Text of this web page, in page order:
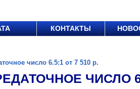
КОНТАКТЫ
число 6.5:1 от 7 510 р.
ЧИСЛО